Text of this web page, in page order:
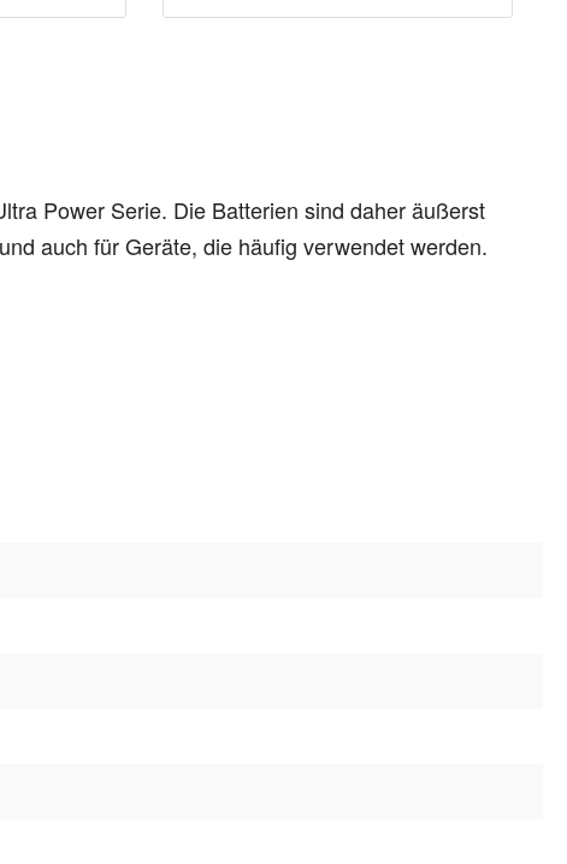
Power Serie. Die Batterien sind daher äußerst
auch für Geräte, die häufig verwendet werden.